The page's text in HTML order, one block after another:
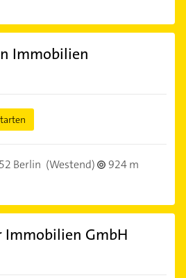
Immobilien
Berlin (Westend)
924 m
Immobilien GmbH